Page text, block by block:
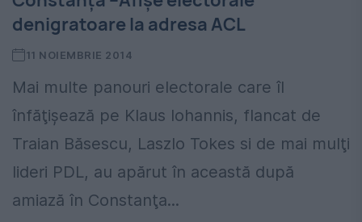
denigratoare la adresa ACL
11 NOIEMBRIE 2014
Mai multe panouri electorale care îl
înfăţişează pe Klaus Iohannis, flancat de
Traian Băsescu, Laszlo Tokes si de mai mulţi
lideri PDL, au apărut în această după
amiază în Constanţa...